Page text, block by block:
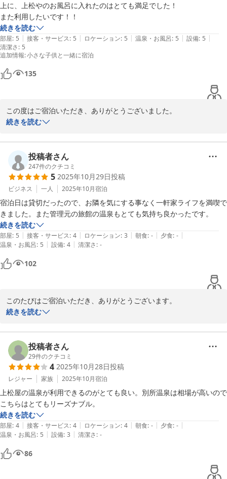
上に、上松やのお風呂に入れたのはとても満足でした！
また利用したいです！！
続きを読む
部屋: 5 | 接客・サービス: 5 | ロケーション: 5 | 温泉・お風呂: 5 | 設備: 5 |
清潔さ: 5
追加情報:小さな子供と一緒に宿泊
135
この度はご宿泊いただき、ありがとうございました。
また、嬉しいご感想と高評価をいただき本当にありがとうございま
お部屋について「キレイ」と言っていただけてとても嬉しいです。
スタッフも清掃には力を入れておりますが、ご宿泊いただく皆さま
が丁寧に使ってくださっているおかげでもあり、心より感謝してお
ります。
また、上松やの温泉も満喫していただけたようで何よりです！少し
ご移動のお手間はありますが、その分リーズナブルにご利用いただ
ける点はご好評いただいております。
「また利用したい」とのお言葉、とても励みになります。
ぜひまたゆっくりしにいらしてくださいませ。
Smooth&Living　柳澤
Ｓｍｏｏｔｈ＆Ｌｉｖｉｎｇ
2026-04-06
続きを読む
投稿者さん
247件のクチコミ
5 2025年10月29日投稿
ビジネス 一人 2025年10月宿泊
宿泊日は貸切だったので、お隣を気にする事なく一軒家ライフを満喫で
きました。また管理元の旅館の温泉もとても気持ち良かったです。
続きを読む
部屋: 5 | 接客・サービス: 4 | ロケーション: 3 | 朝食: - | 夕食: - |
温泉・お風呂: 5 | 設備: 4 | 清潔さ: -
102
このたびはご宿泊いただき、ありがとうございます。
貸切のご滞在をゆっくりお楽しみいただけたようで、とても嬉しい
旅館の温泉も気に入っていただけて何よりです。
またぜひ季節を変えて、のんびりしにいらしてくださいね。
2025-10-30
続きを読む
投稿者さん
29件のクチコミ
4 2025年10月28日投稿
レジャー 家族 2025年10月宿泊
上松屋の温泉が利用できるのがとても良い。別所温泉は相場が高いので
続きを読む
部屋: 4 | 接客・サービス: 4 | ロケーション: 4 | 朝食: - | 夕食: - |
温泉・お風呂: 5 | 設備: 3 | 清潔さ: -
86